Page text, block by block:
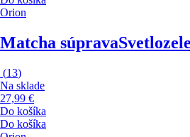
Orion
Matcha súprava
(13)
Na sklade
27,99 €
Do košíka
Do košíka